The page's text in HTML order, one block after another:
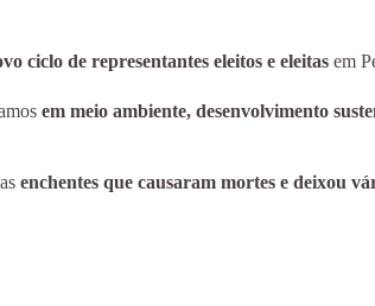
ciclo de representantes eleitos e eleitas em
em meio ambiente, desenvolvimento
enchentes que causaram mortes e deixou